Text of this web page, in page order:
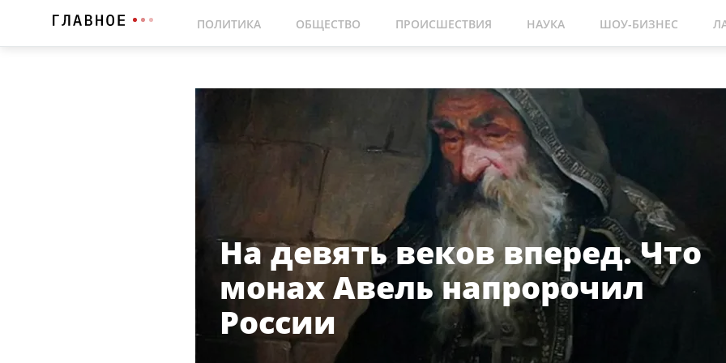
ПОЛИТИКА ОБЩЕСТВО ПРОИСШЕСТВИЯ НАУКА ШОУ-БИЗНЕС
На девять веков вперед. Что
монах Авель напророчил
России